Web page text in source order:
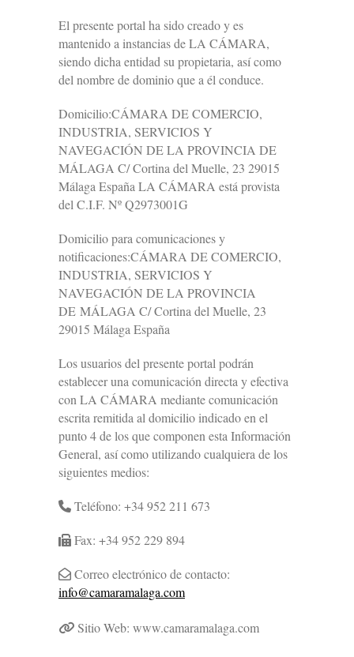
El presente portal ha sido creado y es
mantenido a instancias de LA CÁMARA,
siendo dicha entidad su propietaria, así como
del nombre de dominio que a él conduce.
Domicilio:CÁMARA DE COMERCIO,
INDUSTRIA, SERVICIOS Y
NAVEGACIÓN DE LA PROVINCIA DE
MÁLAGA C/ Cortina del Muelle, 23 29015
Málaga España LA CÁMARA está provista
del C.I.F. Nº Q2973001G
Domicilio para comunicaciones y
notificaciones:CÁMARA DE COMERCIO,
INDUSTRIA, SERVICIOS Y
NAVEGACIÓN DE LA PROVINCIA
DE MÁLAGA C/ Cortina del Muelle, 23
29015 Málaga España
Los usuarios del presente portal podrán
establecer una comunicación directa y efectiva
con LA CÁMARA mediante comunicación
escrita remitida al domicilio indicado en el
punto 4 de los que componen esta Información
General, así como utilizando cualquiera de los
siguientes medios:
Teléfono: +34 952 211 673
Fax: +34 952 229 894
Correo electrónico de contacto:
info@camaramalaga.com
Sitio Web: www.camaramalaga.com